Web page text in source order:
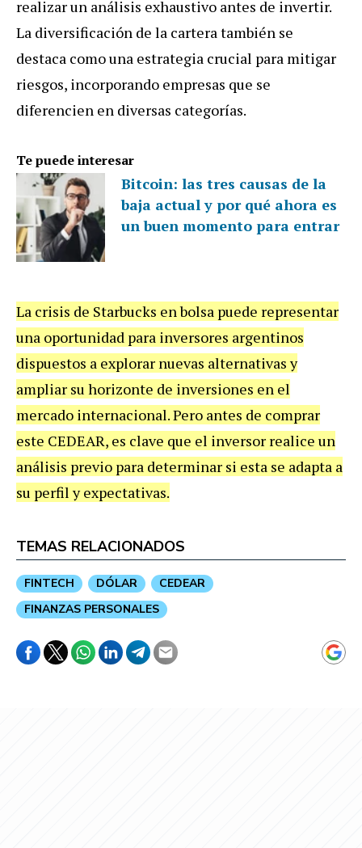
realizar un análisis exhaustivo antes de invertir.
La diversificación de la cartera también se
destaca como una estrategia crucial para mitigar
riesgos, incorporando empresas que se
diferencien en diversas categorías.
Te puede interesar
Bitcoin: las tres causas de la
baja actual y por qué ahora es
un buen momento para entrar
La crisis de Starbucks en bolsa puede representar
una oportunidad para inversores argentinos
dispuestos a explorar nuevas alternativas y
ampliar su horizonte de inversiones en el
mercado internacional. Pero antes de comprar
este CEDEAR, es clave que el inversor realice un
análisis previo para determinar si esta se adapta a
su perfil y expectativas.
TEMAS RELACIONADOS
FINTECH DÓLAR
CEDEAR
FINANZAS PERSONALES